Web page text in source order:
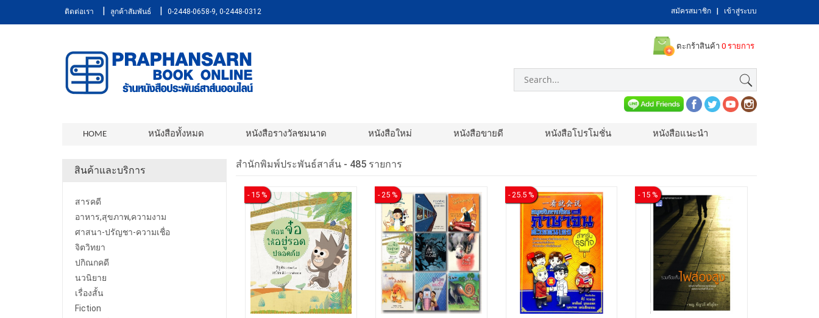
ติดต่อเรา | ลูกค้าสัมพันธ์ | 0-2448-0658-9, 0-2448-0312 สมัครสมาชิก เข้าสู่ระบบ
ตะกร้าสินค้า 0 รายการ
HOME หนังสือทั้งหมด หนังสือรางวัลชมนาด หนังสือใหม่ หนังสือขายดี หนังสือโปรโมชั่น หนังสือแนะนำ
สินค้าและบริการ
สารคดี
อาหาร,สุขภาพ,ความงาม
ศาสนา-ปรัญชา-ความเชื่อ
จิตวิทยา
ปกิณกคดี
นวนิยาย
เรื่องสั้น
Fiction
สำนักพิมพ์ประพันธ์สาส์น - 485 รายการ
- 15 % - 25 % - 25.5 % - 15 %